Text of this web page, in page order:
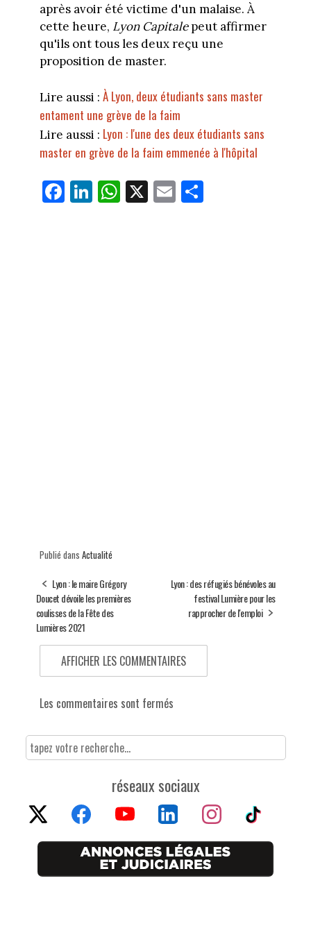
après avoir été victime d'un malaise. À
cette heure, Lyon Capitalepeut affirmer
qu'ils ont tous les deux reçu une
proposition de master.
Lire aussi : À Lyon, deux étudiants sans master
entament une grève de la faim
Lire aussi : Lyon : l'une des deux étudiants sans
master en grève de la faim emmenée à l'hôpital
Fa
ce
Li
nk
W
ha
X E
m
Pa
Publié dans Actualité
Lyon : le maire Grégory
Doucet dévoile les premières
coulisses de la Fête des
Lumières 2021
Lyon : des réfugiés bénévoles au
festival Lumière pour les
rapprocher de l'emploi
AFFICHER LES COMMENTAIRES
Les commentaires sont fermés
réseaux sociaux